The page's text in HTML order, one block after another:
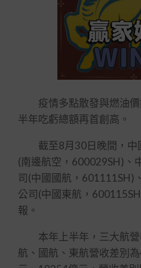
疫情多點散發與燃油價
半年吃虧總額再首創高。
截至8月30日晚間，中
(南邊航空，600029SH)、
司(中國國航，601111SH)
公司(中國東航，
報。
本年上半年，三大航營
航、國航、東航營收差別